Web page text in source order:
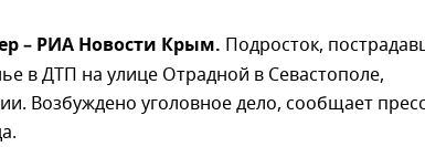
– РИА Новости Крым. Подросток,
в ДТП на улице Отрадной в Севастополе,
Возбуждено уголовное дело, сообщает